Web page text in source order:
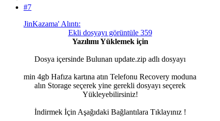
#7
JinKazama' Alıntı:
Ekli dosyayı görüntüle 359
Yazılımı Yüklemek için
Dosya içersinde Bulunan update.zip adlı dosyayı
min 4gb Hafıza kartına atın Telefonu Recovery moduna
alın Storage seçerek yine gerekli dosyayı seçerek
Yükleyebilirsiniz!
İndirmek İçin Aşağıdaki Bağlantılara Tıklayınız !